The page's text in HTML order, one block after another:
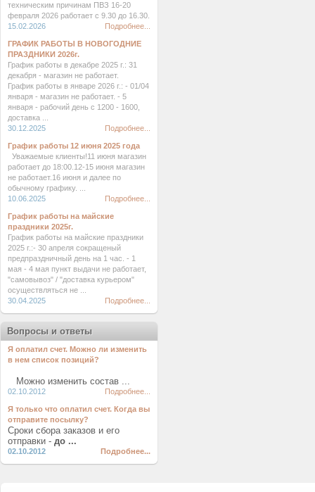
техническим причинам ПВЗ 16-20
февраля 2026 работает с 9.30 до 16.30.
15.02.2026
Подробнее...
ГРАФИК РАБОТЫ В НОВОГОДНИЕ
ПРАЗДНИКИ 2026г.
График работы в декабре 2025 г.: 31
декабря - магазин не работает.
График работы в январе 2026 г.: - 01/04
января - магазин не работает. - 5
января - рабочий день с 1200 - 1600,
доставка ...
30.12.2025
Подробнее...
График работы 12 июня 2025 года
Уважаемые клиенты!11 июня магазин
работает до 18:00.12-15 июня магазин
не работает.16 июня и далее по
обычному графику. ...
10.06.2025
Подробнее...
График работы на майские
праздники 2025г.
График работы на майские праздники
2025 г.:- 30 апреля сокращеный
предпраздничный день на 1 час. - 1
мая - 4 мая пункт выдачи не работает,
"самовывоз" / "доставка курьером"
осуществляться не ...
30.04.2025
Подробнее...
Вопросы и ответы
Я оплатил счет. Можно ли изменить
в нем список позиций?
Можно изменить состав ...
02.10.2012 Подробнее...
Я только что оплатил счет. Когда вы
отправите посылку?
Сроки сбора заказов и его
отправки - до ...
02.10.2012 Подробнее...